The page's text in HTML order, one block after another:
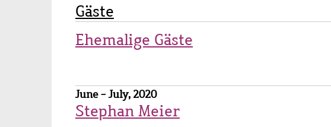
Gäste
Ehemalige Gäste
June - July, 2020
Stephan Meier